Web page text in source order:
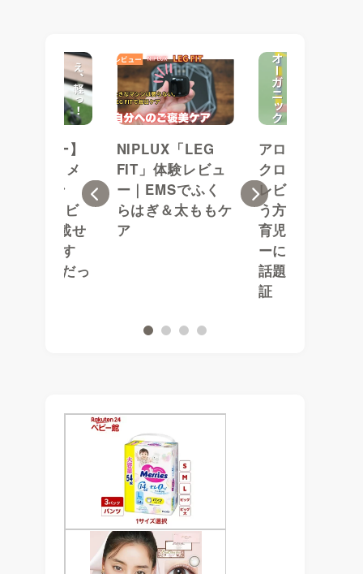
Previous
レビュー】
ックス メ
カーボン
の正直レビ
米6kg載せ
これ軽す
決め手だっ
NIPLUX「LEG
FIT」体験レビュ
ー｜EMSでふく
らはぎ＆太ももケ
ア
アロベビー ミ
クローション
レビュー｜安
う方法は？初
育児×敏感肌ベ
ーに！インス
話題の保湿力
証
Next